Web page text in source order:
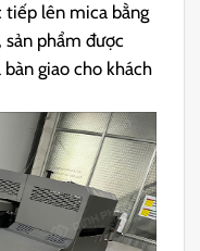
tiếp lên mica bằng
sản phẩm được
giao cho khách